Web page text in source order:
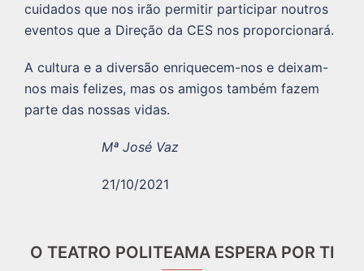
cuidados que nos irão permitir participar noutros
eventos que a Direção da CES nos proporcionará.
A cultura e a diversão enriquecem-nos e deixam-
nos mais felizes, mas os amigos também fazem
parte das nossas vidas.
Mª José Vaz
21/10/2021
O TEATRO POLITEAMA ESPERA POR TI